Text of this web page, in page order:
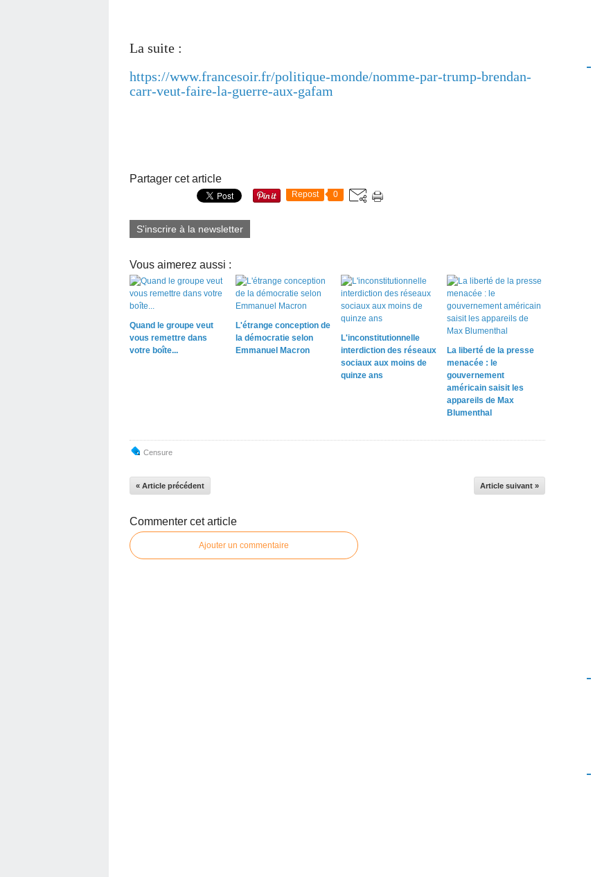
La suite :
https://www.francesoir.fr/politique-monde/nomme-par-trump-brendan-
carr-veut-faire-la-guerre-aux-gafam
Partager cet article
Repost 0
S'inscrire à la newsletter
Vous aimerez aussi :
Quand le groupe veut
vous remettre dans
votre boîte...
L'étrange conception de
la démocratie selon
Emmanuel Macron
L'inconstitutionnelle
interdiction des réseaux
sociaux aux moins de
quinze ans
La liberté de la presse
menacée : le
gouvernement
américain saisit les
appareils de Max
Blumenthal
Censure
« Article précédent Article suivant »
Commenter cet article
Ajouter un commentaire